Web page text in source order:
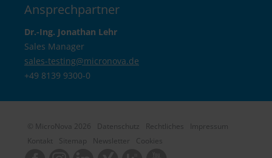
Ansprechpartner
Dr.-Ing. Jonathan Lehr
Sales Manager
sales-testing@micronova.de
+49 8139 9300-0
© MicroNova 2026 Datenschutz Rechtliches
Impressum
Kontakt
Sitemap Newsletter Cookies